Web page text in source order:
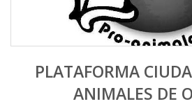
PLATAFORMA
ANIMALES DE